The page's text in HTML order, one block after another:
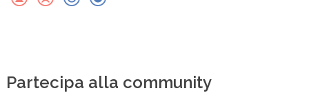
Partecipa alla community